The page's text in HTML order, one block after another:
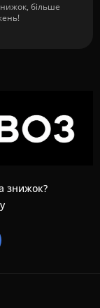
більше
знижок?